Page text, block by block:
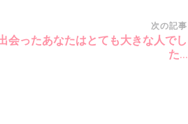
次の記事
会ったあなたはとても大きな人でし
た…